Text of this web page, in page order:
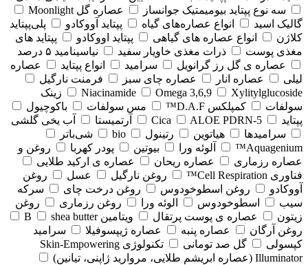
سه نوع پپتاید بیومیمتیک جوانساز
عصاره گل Moonlight
گالیک اسید
انواع عصاره‌های گیاه پپتاید آووکادو
پلی‌پپتاید
کلاژن
انواع عصاره های گیاهی پپتاید اووکادو
پپتاید های
مغذی پوست
ذرات مغذی خاویار سفید
نیاسینامید ۵ درصد
عصاره ی گل رز گرانویل
سرامید انواع پپتاید
عصاره
لیلی
عصاره انار عصاره چای سبز
فرمنت نارگیل
Niacinamide
Omega 3,6,9 Xylitylglucoside
زینک
سولفات
کمپلکس D.A.F™ مس سولفات
باکوچیول
پپتاید
5-Cica
ALOE PDRN آرتمیستا
آب یخی گلشی
سرامیدها
هیاتوین رتینول bio
شی‌باتر
Aquagenium™
آلوئه ورا بیوتین پودر کهربا
روغن و
عصاره رزماری
عصاره ریحان
عصاره ی ارکید طلایی
فناوری Cell Respiration™
روغن نارگیل عسل
روغن
آووکادو
روغن اسطوخودوس روغن درخت چای
سرکه
سیب
اسطوخودوس الوئه ورا روغن رزماری
روغن
زیتون
عصاره ی پوست پرتقال ویتامین Bshea butter
روغن آرگان
عصاره پنبه عصاره ژیپسوفیلا
سرامید
کپسولی
گل صد تومانی
تکنولوژی Skin-Empowering
Illuminator (عصاره ابریشم طلایی، مروارید ژاپنی، تیانین)